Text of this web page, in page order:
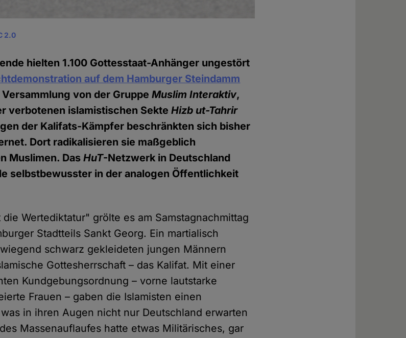
2.0
hielten 1.100 Gottesstaat-Anhänger ungestört
auf dem Hamburger Steindamm
von der GruppeMuslim Interaktiv,
verbotenen islamistischen SekteHizb ut-Tahrir
der Kalifats-Kämpfer beschränkten sich bisher
Dort radikalisieren sie maßgeblich
Muslimen. DasHuT-Netzwerk in Deutschland
selbstbewusster in der analogen Öffentlichkeit
Wertediktatur" grölte es am Samstagnachmittag
Stadtteils Sankt Georg. Ein martialisch
schwarz gekleideten jungen Männern
Gottesherrschaft – das Kalifat. Mit einer
Kundgebungsordnung – vorne lautstarke
Frauen – gaben die Islamisten einen
in ihren Augen nicht nur Deutschland erwarten
Massenauflaufes hatte etwas Militärisches, gar